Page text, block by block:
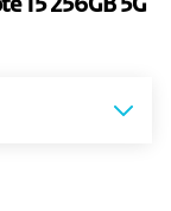
15 256GB 5G